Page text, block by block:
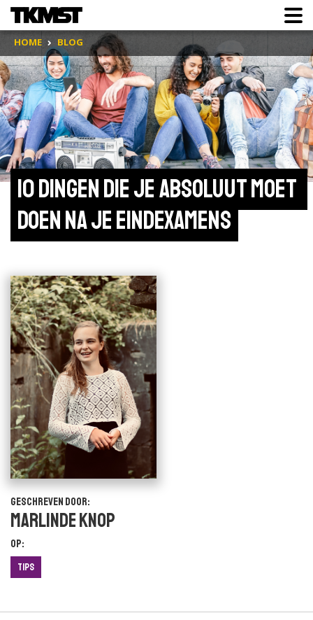
HOME BLOG
10 dingen die je absoluut moet
doen na je eindexamens
Geschreven door:
Marlinde Knop
Op:
Tips